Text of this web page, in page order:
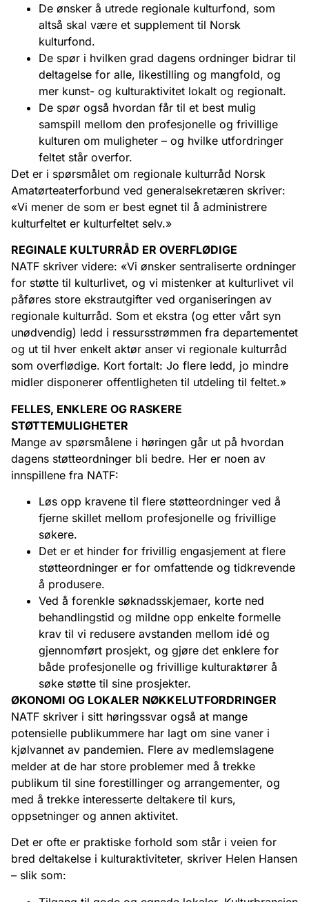
De ønsker å utrede regionale kulturfond, som
altså skal være et supplement til Norsk
kulturfond.
De spør i hvilken grad dagens ordninger bidrar til
deltagelse for alle, likestilling og mangfold, og
mer kunst- og kulturaktivitet lokalt og regionalt.
De spør også hvordan får til et best mulig
samspill mellom den profesjonelle og frivillige
kulturen om muligheter – og hvilke utfordringer
feltet står overfor.
Det er i spørsmålet om regionale kulturråd Norsk
Amatørteaterforbund ved generalsekretæren skriver:
«Vi mener de som er best egnet til å administrere
kulturfeltet er kulturfeltet selv.»
REGINALE KULTURRÅD ER OVERFLØDIGE
NATF skriver videre: «Vi ønsker sentraliserte ordninger
for støtte til kulturlivet, og vi mistenker at kulturlivet vil
påføres store ekstrautgifter ved organiseringen av
regionale kulturråd. Som et ekstra (og etter vårt syn
unødvendig) ledd i ressursstrømmen fra departementet
og ut til hver enkelt aktør anser vi regionale kulturråd
som overflødige. Kort fortalt: Jo flere ledd, jo mindre
midler disponerer offentligheten til utdeling til feltet.»
FELLES, ENKLERE OG RASKERE
STØTTEMULIGHETER
Mange av spørsmålene i høringen går ut på hvordan
dagens støtteordninger bli bedre. Her er noen av
innspillene fra NATF:
Løs opp kravene til flere støtteordninger ved å
fjerne skillet mellom profesjonelle og frivillige
søkere.
Det er et hinder for frivillig engasjement at flere
støtteordninger er for omfattende og tidkrevende
å produsere.
Ved å forenkle søknadsskjemaer, korte ned
behandlingstid og mildne opp enkelte formelle
krav til vi redusere avstanden mellom idé og
gjennomført prosjekt, og gjøre det enklere for
både profesjonelle og frivillige kulturaktører å
søke støtte til sine prosjekter.
ØKONOMI OG LOKALER NØKKELUTFORDRINGER
NATF skriver i sitt høringssvar også at mange
potensielle publikummere har lagt om sine vaner i
kjølvannet av pandemien. Flere av medlemslagene
melder at de har store problemer med å trekke
publikum til sine forestillinger og arrangementer, og
med å trekke interesserte deltakere til kurs,
oppsetninger og annen aktivitet.
Det er ofte er praktiske forhold som står i veien for
bred deltakelse i kulturaktiviteter, skriver Helen Hansen
– slik som: